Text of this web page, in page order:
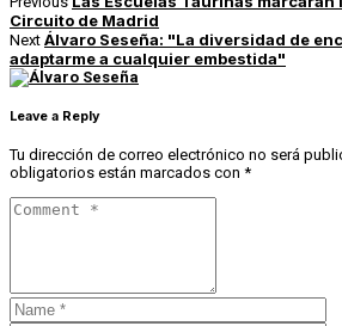
Circuito de Madrid
Next Álvaro Seseña: "La diversidad de
adaptarme a cualquier embestida"
Leave a Reply
Tu dirección de correo electrónico no será
obligatorios están marcados con *